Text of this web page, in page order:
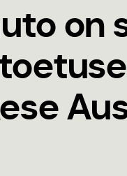
II
23
III
24/25
on